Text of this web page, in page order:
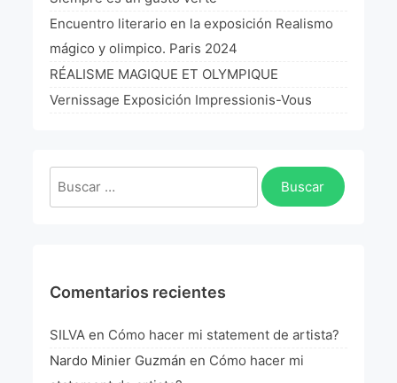
La Fórmula Científica Del Arte
Manifiesto Ecoarte
Association Paris
Encuentro literario en la exposición Realismo
mágico y olimpico. Paris 2024
RÉALISME MAGIQUE ET OLYMPIQUE
Vernissage Exposición Impressionis-Vous
Buscar:
Comentarios recientes
SILVA en Cómo hacer mi statement de artista?
Nardo Minier Guzmán en Cómo hacer mi